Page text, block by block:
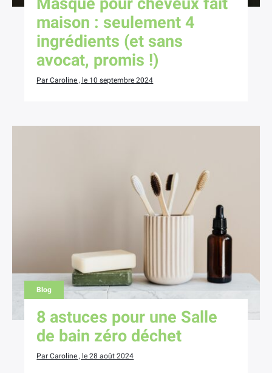
maison : seulement 4
ingrédients (et sans
avocat, promis !)
Par Caroline , le 10 septembre 2024
Blog
8 astuces pour une Salle
de bain zéro déchet
Par Caroline , le 28 août 2024